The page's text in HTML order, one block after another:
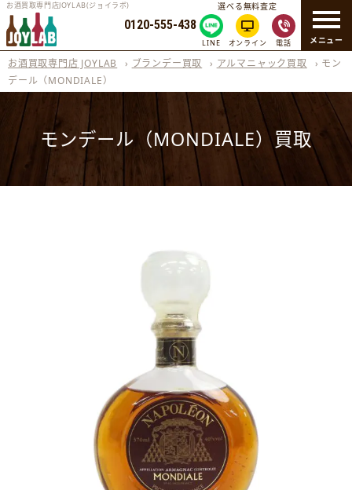
メニュー
お酒買取専門店JOYLAB(ジョイラボ)
0120-555-438
選べる無料査定
LINE オンライン 電話
お酒買取専門店 JOYLAB › ブランデー買取 › アルマニャック買取 › モン
デール（MONDIALE）
モンデール（MONDIALE）買取